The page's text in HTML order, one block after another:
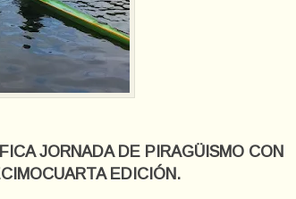
JORNADA DE PIRAGÜISMO CON
EDICIÓN.